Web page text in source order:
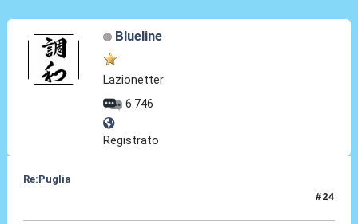
Blueline
Lazionetter
6.746
Registrato
Re:Puglia
#24